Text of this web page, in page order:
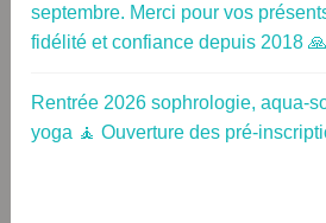
septembre. Merci pour vos
fidélité et confiance depuis 2018 🙏
Rentrée 2026 sophrologie, aqua-
yoga 🧘 Ouverture des pré-